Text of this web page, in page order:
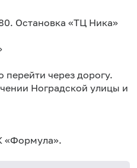
Остановка «ТЦ Ника»
через дорогу.
Ноградской улицы и
«Формула».